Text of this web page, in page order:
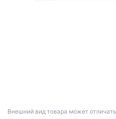
Bнешний вид товара может